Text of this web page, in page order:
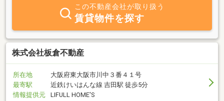
この不動産会社が取り扱う
賃貸物件を探す
株式会社板倉不動産
所在地
大阪府東大阪市川中３番４１号
最寄駅
近鉄けいはんな線 吉田駅 徒歩5分
情報提供元
LIFULL HOME'S